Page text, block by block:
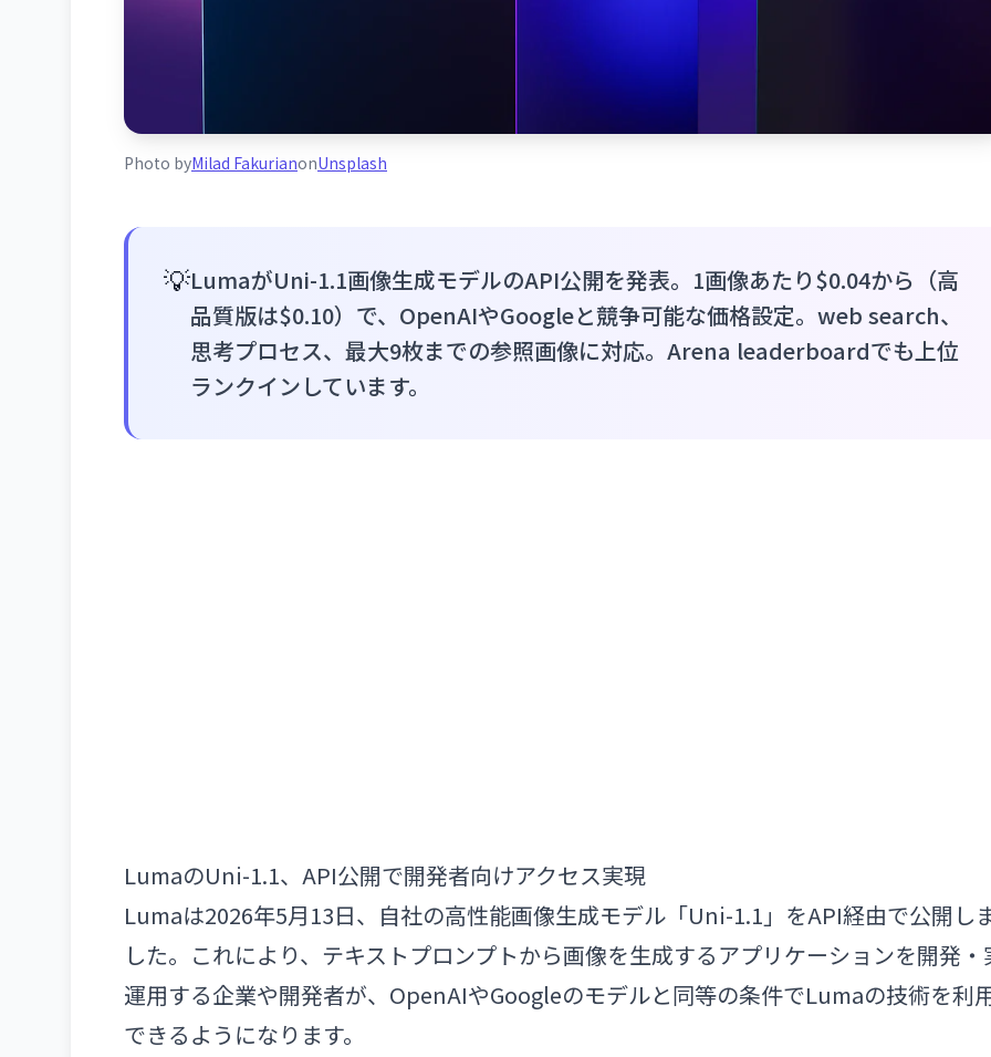
Photo byMilad FakurianonUnsplash
💡LumaがUni-1.1画像生成モデルのAPI公開を発表。1画像あたり$0.04から（高
品質版は$0.10）で、OpenAIやGoogleと競争可能な価格設定。web search、
思考プロセス、最大9枚までの参照画像に対応。Arena leaderboardでも上位
ランクインしています。
LumaのUni-1.1、API公開で開発者向けアクセス実現
Lumaは2026年5月13日、自社の高性能画像生成モデル「Uni-1.1」をAPI経由で公開し
した。これにより、テキストプロンプトから画像を生成するアプリケーションを開発・
運用する企業や開発者が、OpenAIやGoogleのモデルと同等の条件でLumaの技術を利
できるようになります。